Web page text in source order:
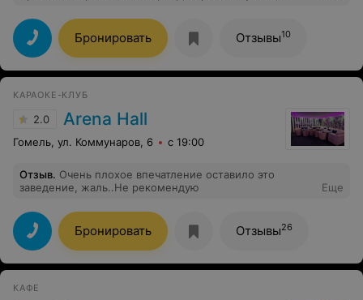
пицца! 2 пиццы приготовили за минут 15. Некоторым
нашим столичным пиццериям есть чему поучиться.
Спасибо большое за вашу работу!
Бронировать Отзывы10
КАРАОКЕ-КЛУБ
2.0 Arena Hall
Гомель, ул. Коммунаров, 6 с 19:00
Отзыв. Очень плохое впечатление оставило это
заведение, жаль..Не рекомендую
Еще
Бронировать Отзывы26
КАФЕ